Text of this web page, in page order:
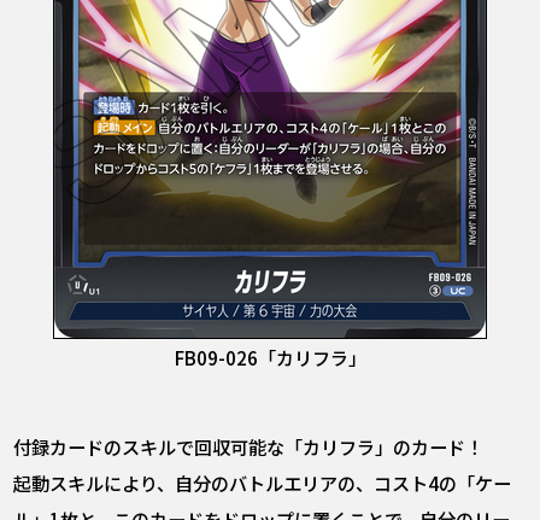
FB09-026「カリフラ」
付録カードのスキルで回収可能な「カリフラ」のカード！
起動スキルにより、自分のバトルエリアの、コスト4の「ケー